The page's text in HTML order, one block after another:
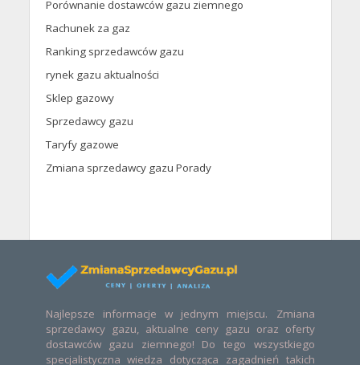
Porównanie dostawców gazu ziemnego
Rachunek za gaz
Ranking sprzedawców gazu
rynek gazu aktualności
Sklep gazowy
Sprzedawcy gazu
Taryfy gazowe
Zmiana sprzedawcy gazu Porady
Najlepsze informacje w jednym miejscu. Zmiana
sprzedawcy gazu, aktualne ceny gazu oraz oferty
dostawców gazu ziemnego! Do tego wszystkiego
specjalistyczna wiedza dotycząca zagadnień takich